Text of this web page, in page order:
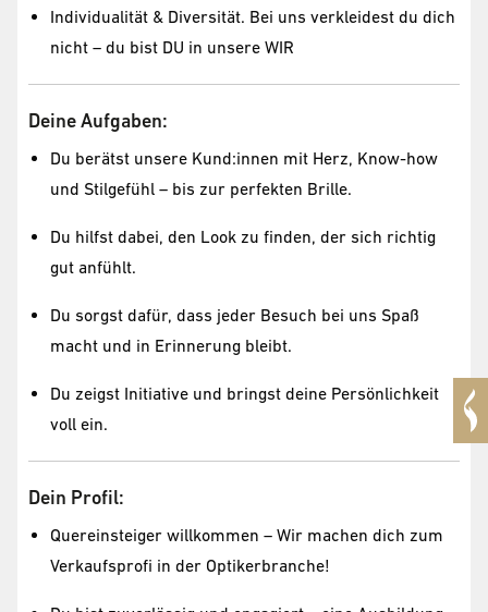
Individualität & Diversität. Bei uns verkleidest du dich
nicht – du bist DU in unsere WIR
Deine Aufgaben:
Du berätst unsere Kund:innen mit Herz, Know-how
und Stilgefühl – bis zur perfekten Brille.
Du hilfst dabei, den Look zu finden, der sich richtig
gut anfühlt.
Du sorgst dafür, dass jeder Besuch bei uns Spaß
macht und in Erinnerung bleibt.
Du zeigst Initiative und bringst deine Persönlichkeit
voll ein.
Dein Profil:
Quereinsteiger willkommen – Wir machen dich zum
Verkaufsprofi in der Optikerbranche!